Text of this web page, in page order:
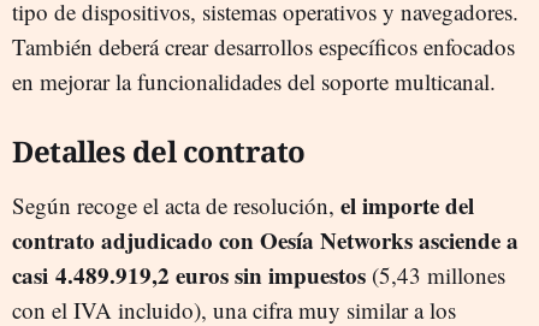
tipo de dispositivos, sistemas operativos y navegadores.
También deberá crear desarrollos específicos enfocados
en mejorar la funcionalidades del soporte multicanal.
Detalles del contrato
Según recoge el acta de resolución, el importe del
contrato adjudicado con Oesía Networks asciende a
casi 4.489.919,2 euros sin impuestos (5,43 millones
con el IVA incluido), una cifra muy similar a los